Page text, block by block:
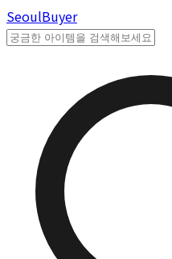
SeoulBuyer